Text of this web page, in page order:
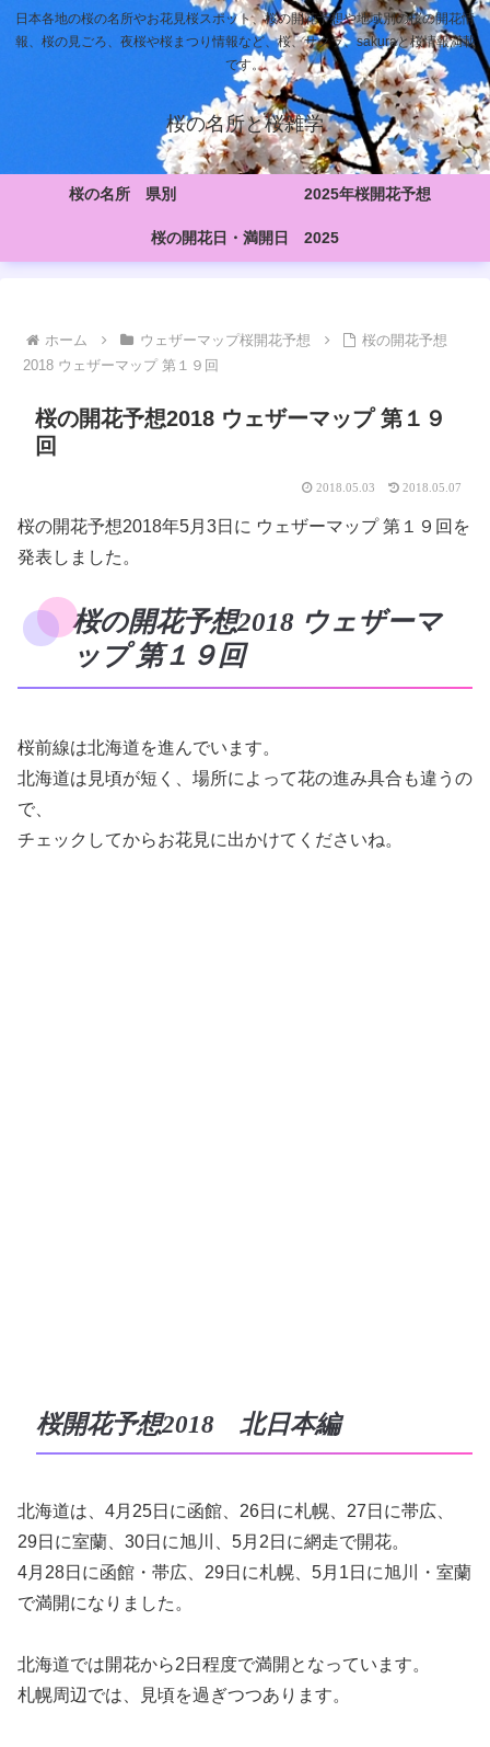
日本各地の桜の名所やお花見桜スポット、桜の開花予想や地域別の桜の開花情
報、桜の見ごろ、夜桜や桜まつり情報など、桜、サクラ、sakuraと桜情報満載
です。
桜の名所と桜雑学
桜の名所 県別 2025年桜開花予想
桜の開花日・満開日 2025
ホーム ウェザーマップ桜開花予想
桜の開花予想
2018 ウェザーマップ 第１９回
桜の開花予想2018 ウェザーマップ 第１９
回
2018.05.03 2018.05.07
桜の開花予想2018年5月3日に ウェザーマップ 第１９回を
発表しました。
桜の開花予想2018 ウェザーマ
ップ 第１９回
桜前線は北海道を進んでいます。
北海道は見頃が短く、場所によって花の進み具合も違うの
で、
チェックしてからお花見に出かけてくださいね。
桜開花予想2018 北日本編
北海道は、4月25日に函館、26日に札幌、27日に帯広、
29日に室蘭、30日に旭川、5月2日に網走で開花。
4月28日に函館・帯広、29日に札幌、5月1日に旭川・室蘭
で満開になりました。
北海道では開花から2日程度で満開となっています。
札幌周辺では、見頃を過ぎつつあります。